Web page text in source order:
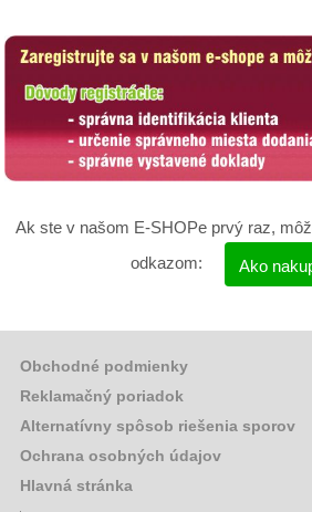
Ak ste v našom E-SHOPe prvý raz,
odkazom:
Ako
Obchodné podmienky
Reklamačný poriadok
Alternatívny spôsob riešenia sporov
Ochrana osobných údajov
Hlavná stránka